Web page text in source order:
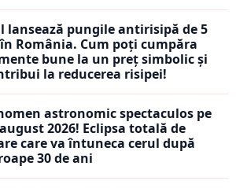
lansează pungile antirisipă de 5
România. Cum poți cumpăra
bune la un preț simbolic și
la reducerea risipei!
astronomic spectaculos pe
2026! Eclipsa totală de
care va întuneca cerul după
30 de ani